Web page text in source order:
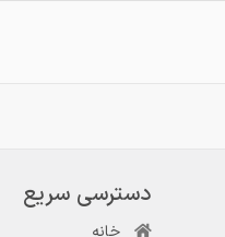
دسترسی سریع
خانه